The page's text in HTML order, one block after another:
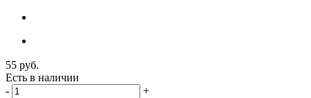
55 руб.
Есть в наличии
-
+